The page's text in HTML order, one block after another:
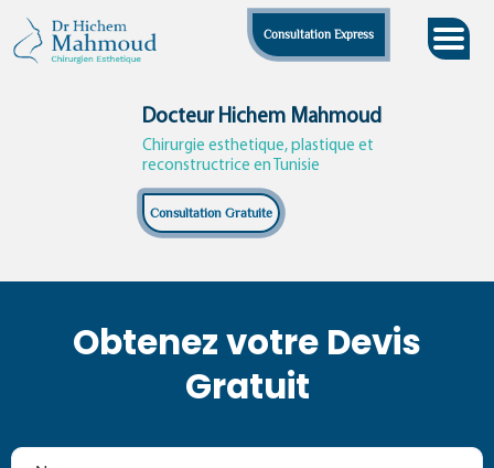
content
Consultation Express
Docteur Hichem Mahmoud
Chirurgie esthetique, plastique et
reconstructrice en Tunisie
Consultation Gratuite
Obtenez votre Devis
Gratuit